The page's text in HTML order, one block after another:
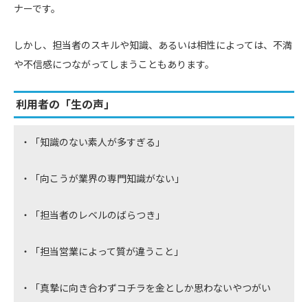
ナーです。
しかし、担当者のスキルや知識、あるいは相性によっては、不満
や不信感につながってしまうこともあります。
利用者の「生の声」
・「知識のない素人が多すぎる」
・「向こうが業界の専門知識がない」
・「担当者のレベルのばらつき」
・「担当営業によって質が違うこと」
・「真摯に向き合わずコチラを金としか思わないやつがい